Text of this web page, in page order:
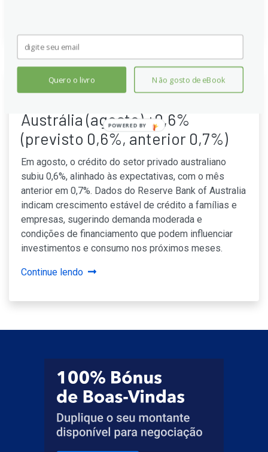
Crédito do Setor Privado da
Austrália (agosto) +0,6%
(previsto 0,6%, anterior 0,7%)
Em agosto, o crédito do setor privado australiano
subiu 0,6%, alinhado às expectativas, com o mês
anterior em 0,7%. Dados do Reserve Bank of Australia
indicam crescimento estável de crédito a famílias e
empresas, sugerindo demanda moderada e
condições de financiamento que podem influenciar
investimentos e consumo nos próximos meses.
Continue lendo
Quero o livro Não gosto de eBook
POWERED BY